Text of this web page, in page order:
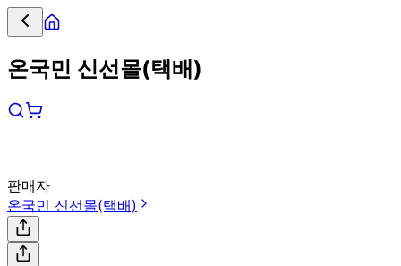
온국민 신선몰(택배)
판매자
온국민 신선몰(택배)